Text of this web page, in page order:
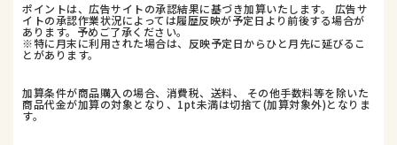
ポイントは、広告サイトの承認結果に基づき加算いたします。 広告サ
イトの承認作業状況によっては履歴反映が予定日より前後する場合が
あります。予めご了承ください。
※特に月末に利用された場合は、反映予定日からひと月先に延びるこ
とがあります。
加算条件が商品購入の場合、消費税、送料、 その他手数料等を除いた
商品代金が加算の対象となり、1pt未満は切捨て(加算対象外)となりま
す。